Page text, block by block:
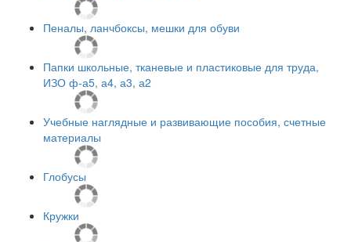
Пеналы, ланчбоксы, мешки для обуви
Папки школьные, тканевые и пластиковые для труда,
ИЗО ф-а5, а4, а3, а2
Учебные наглядные и развивающие пособия, счетные
материалы
Глобусы
Кружки